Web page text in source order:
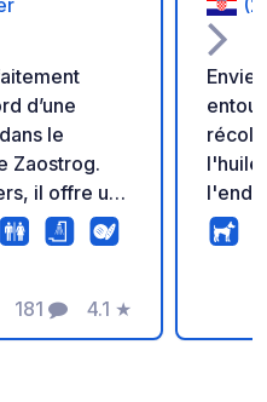
d’une
le
Zaostrog.
il offre une
pour
se
personnel,
181
Commentaires
4.1
Note
★
Envie
l'huile
un
de